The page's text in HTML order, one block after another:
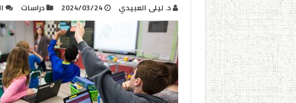
د. ليلى العبيدي 2024/03/24 دراسات